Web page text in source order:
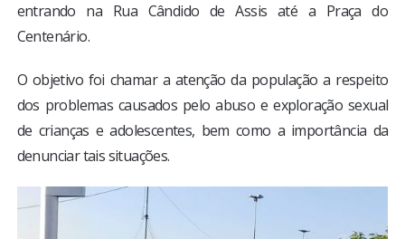
entrando na Rua Cândido de Assis até a Praça do
Centenário.
O objetivo foi chamar a atenção da população a respeito
dos problemas causados pelo abuso e exploração sexual
de crianças e adolescentes, bem como a importância da
denunciar tais situações.